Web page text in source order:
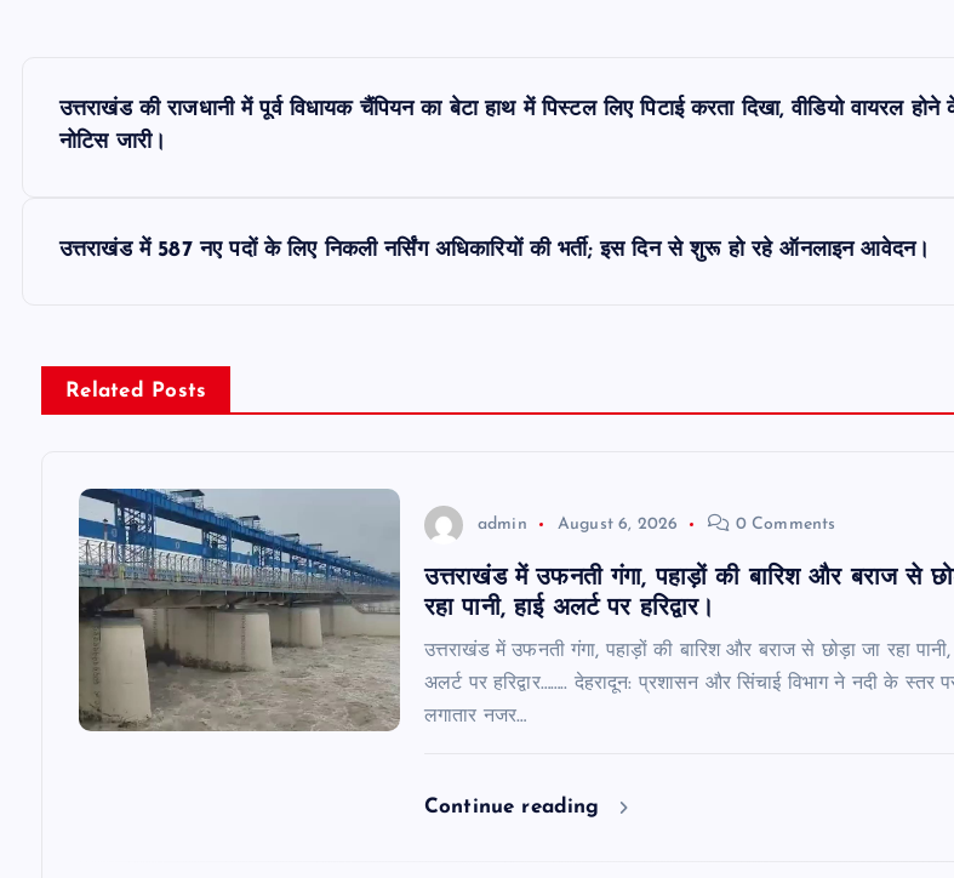
n
a
उत्तराखंड की राजधानी में पूर्व विधायक चैंपियन का बेटा हाथ में पिस्टल लिए पिटाई करता दिखा, वीडियो वायरल होने
नोटिस जारी।
उत्तराखंड में 587 नए पदों के लिए निकली नर्सिंग अधिकारियों की भर्ती; इस दिन से शुरू हो रहे ऑनलाइन आवेदन।
Related Posts
admin August 6, 2026 0 Comments
उत्तराखंड में उफनती गंगा, पहाड़ों की बारिश और बराज से
रहा पानी, हाई अलर्ट पर हरिद्वार।
उत्तराखंड में उफनती गंगा, पहाड़ों की बारिश और बराज से छोड़ा जा रहा पानी,
अलर्ट पर हरिद्वार…….. देहरादून: प्रशासन और सिंचाई विभाग ने नदी के स्तर
लगातार नजर…
Continue reading